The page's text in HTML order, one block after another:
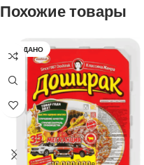
Похожие товары
ПРОДАНО